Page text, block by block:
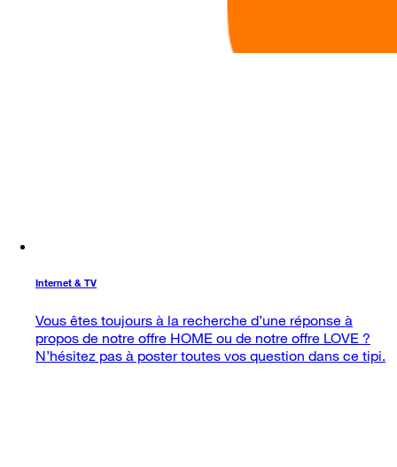
Internet & TV
Vous êtes toujours à la recherche d’une réponse à
propos de notre offre HOME ou de notre offre LOVE ?
N’hésitez pas à poster toutes vos question dans ce tipi.